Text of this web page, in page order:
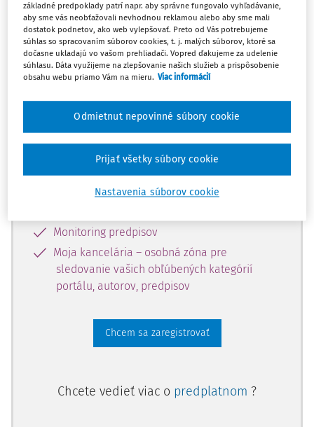
Celý odborný obsah z tejto oblasti je
dostupný predplatiteľom portálu.
obsahu a získajte prístup na 10 dní
zdarma, stačí sa len zaregistrovať.
Vďaka registrácii získate prístup aj k
vybranému obsahu:
Monitoring predpisov
Moja kancelária – osobná zóna pre
sledovanie vašich obľúbených kategórií
portálu, autorov, predpisov
Chcem sa zaregistrovať
Chcete vedieť viac o predplatnom ?
základné predpoklady patrí napr. aby správne fungovalo vyhľadávanie,
aby sme vás neobťažovali nevhodnou reklamou alebo aby sme mali
dostatok podnetov, ako web vylepšovať. Preto od Vás potrebujeme
súhlas so spracovaním súborov cookies, t. j. malých súborov, ktoré sa
dočasne ukladajú vo vašom prehliadači. Vopred ďakujeme za udelenie
súhlasu. Dáta využijeme na zlepšovanie našich služieb a prispôsobenie
obsahu webu priamo Vám na mieru. Viac informácií
Nastavenia súborov cookie
Odmietnut nepovinné súbory cookie
Prijať všetky súbory cookie